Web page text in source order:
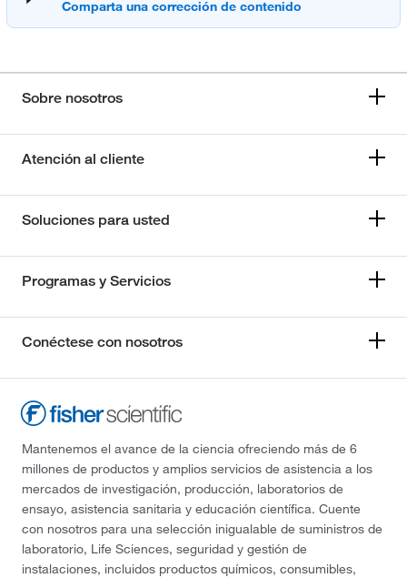
Sobre nosotros
Atención al cliente
Soluciones para usted
Programas y Servicios
Conéctese con nosotros
Mantenemos el avance de la ciencia ofreciendo más de 6
millones de productos y amplios servicios de asistencia a los
mercados de investigación, producción, laboratorios de
ensayo, asistencia sanitaria y educación científica. Cuente
con nosotros para una selección inigualable de suministros de
laboratorio, Life Sciences, seguridad y gestión de
instalaciones, incluidos productos químicos, consumibles,